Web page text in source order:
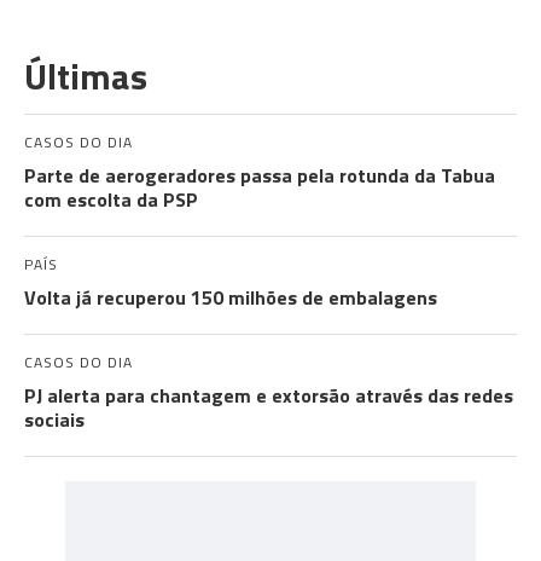
Últimas
CASOS DO DIA
Parte de aerogeradores passa pela rotunda da Tabua
com escolta da PSP
PAÍS
Volta já recuperou 150 milhões de embalagens
CASOS DO DIA
PJ alerta para chantagem e extorsão através das redes
sociais